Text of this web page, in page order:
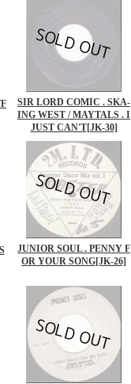
SIR LORD COMIC . SKA-
ING WEST / MAYTALS . I
JUST CAN'T[JK-30]
JUNIOR SOUL . PENNY F
OR YOUR SONG[JK-26]